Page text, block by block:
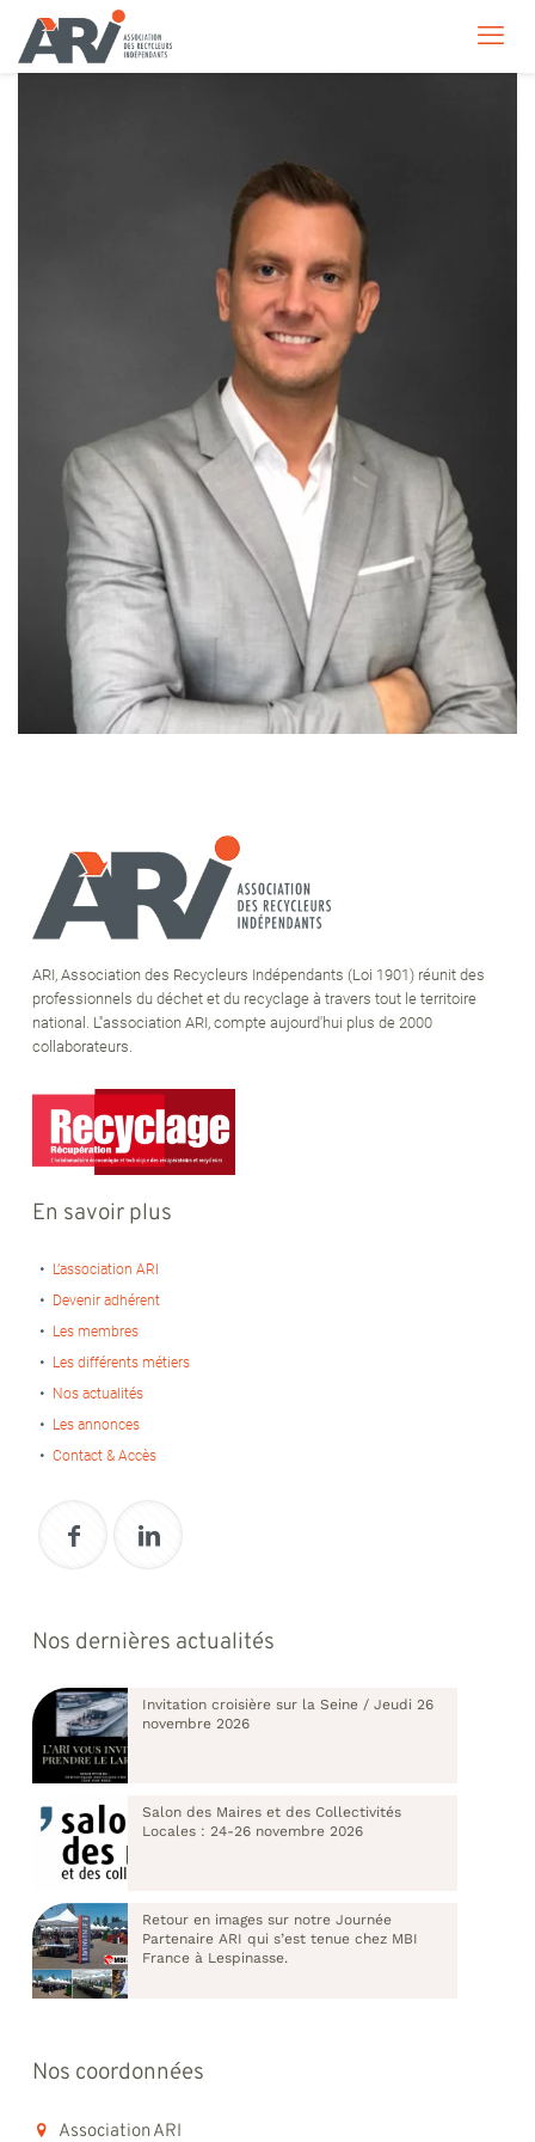
ARI, Association des Recycleurs Indépendants (Loi 1901) réunit des
professionnels du déchet et du recyclage à travers tout le territoire
national. L''association ARI, compte aujourd'hui plus de 2000
collaborateurs.
En savoir plus
L’association ARI
Devenir adhérent
Les membres
Les différents métiers
Nos actualités
Les annonces
Contact & Accès
Nos dernières actualités
Invitation croisière sur la Seine / Jeudi 26
novembre 2026
Salon des Maires et des Collectivités
Locales : 24-26 novembre 2026
Retour en images sur notre Journée
Partenaire ARI qui s’est tenue chez MBI
France à Lespinasse.
Nos coordonnées
Association ARI